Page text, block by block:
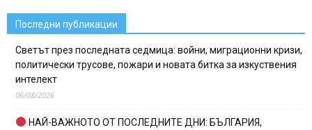
Последни публикации
Светът през последната седмица: войни, миграционни кризи,
политически трусове, пожари и новата битка за изкуствения
интелект
06/08/2026
НАЙ-ВАЖНОТО ОТ ПОСЛЕДНИТЕ ДНИ: БЪЛГАРИЯ,